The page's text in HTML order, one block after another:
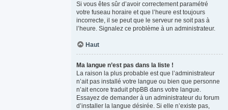
Si vous êtes sûr d’avoir correctement paramétré
votre fuseau horaire et que l’heure est toujours
incorrecte, il se peut que le serveur ne soit pas à
l’heure. Signalez ce problème à un administrateur.
Haut
Ma langue n’est pas dans la liste !
La raison la plus probable est que l’administrateur
n’ait pas installé votre langue ou bien que personne
n’ait encore traduit phpBB dans votre langue.
Essayez de demander à un administrateur du forum
d’installer la langue désirée. Si elle n’existe pas,